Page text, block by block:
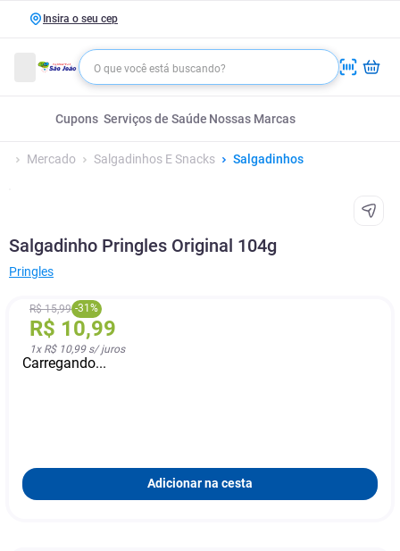
Insira o seu cep
Cupons Serviços de Saúde Nossas Marcas
Mercado Salgadinhos E Snacks Salgadinhos
Salgadinho Pringles Original 104g
Pringles
R$ 15,99 -31 %
R$ 10,99
1x R$ 10,99s/ juros
Carregando...
Adicionar na cesta